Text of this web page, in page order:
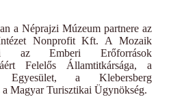
a Néprajzi Múzeum partnere az
Nonprofit Kft. A Mozaik
az Emberi Erőforrások
Felelős Államtitkársága, a
Egyesület, a Klebersberg
Magyar Turisztikai Ügynökség.